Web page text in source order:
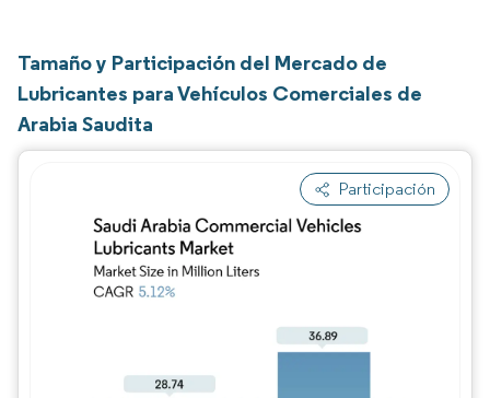
Tamaño y Participación del Mercado de
Lubricantes para Vehículos Comerciales de
Arabia Saudita
Participación